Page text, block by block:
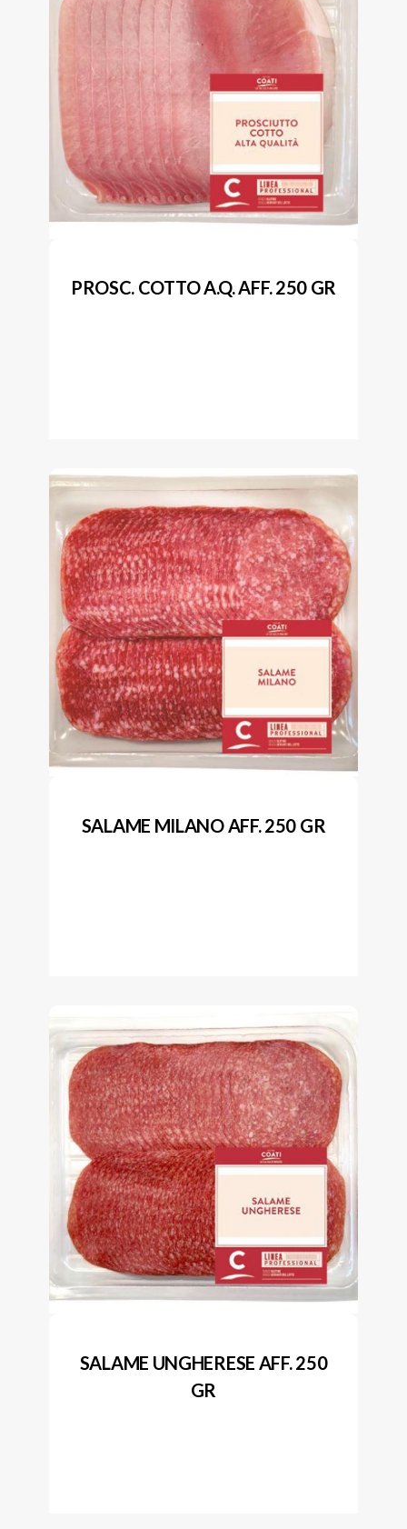
PROSC. COTTO A.Q. AFF. 250 GR
SALAME MILANO AFF. 250 GR
SALAME UNGHERESE AFF. 250
GR